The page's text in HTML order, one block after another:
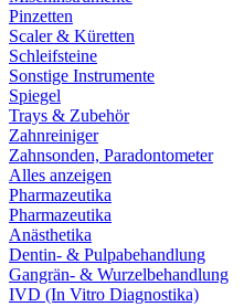
Pinzetten
Scaler & Küretten
Schleifsteine
Sonstige Instrumente
Spiegel
Trays & Zubehör
Zahnreiniger
Zahnsonden, Paradontometer
Alles anzeigen
Pharmazeutika
Pharmazeutika
Anästhetika
Dentin- & Pulpabehandlung
Gangrän- & Wurzelbehandlung
IVD (In Vitro Diagnostika)